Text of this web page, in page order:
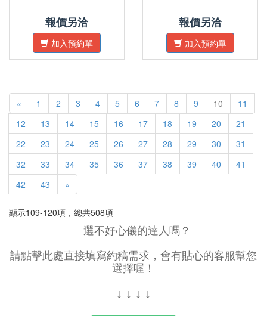
報價另洽
加入預約單
報價另洽
加入預約單
« 1 2 3 4 5 6 7 8 9 10
11
12
13 14 15 16 17 18 19 20
21
22
23 24 25 26 27 28 29 30
31
32
33 34 35 36 37 38 39 40
41
42
43 »
顯示109-120項，總共508項
選不好心儀的達人嗎？
請點擊此處直接填寫約稿需求，會有貼心的客服幫您
選擇喔！
↓ ↓ ↓ ↓